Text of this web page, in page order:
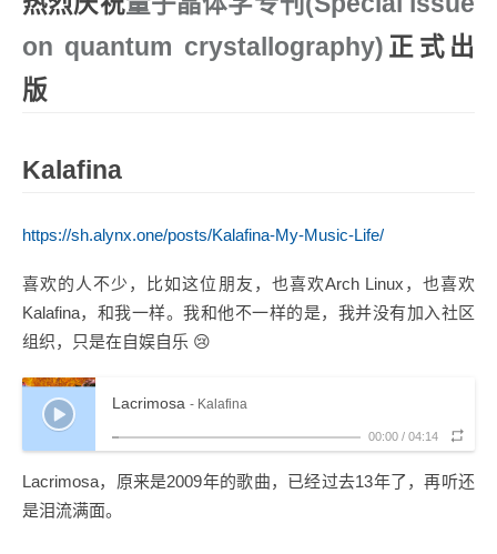
on quantum crystallography) 正式出
版
Kalafina
https://sh.alynx.one/posts/Kalafina-My-Music-Life/
喜欢的人不少，比如这位朋友，也喜欢Arch Linux，也喜欢
Kalafina，和我一样。我和他不一样的是，我并没有加入社区
组织，只是在自娱自乐 😢
Lacrimosa - Kalafina
00:00 / 04:14
Lacrimosa，原来是2009年的歌曲，已经过去13年了，再听还
是泪流满面。